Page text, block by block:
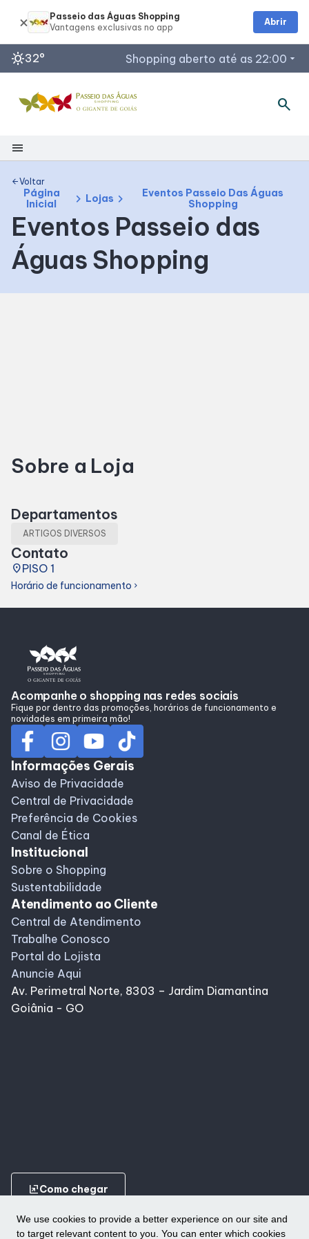
We use cookies to provide a better experience on our site and
to target relevant content to you. You can enter which cookies
sunny32° Shopping aberto até as 22:00 arrow_drop_down
Horários de Funcionamento
Lojas
Acessar todos os horários
search
menu
Shopping
Mapa Interno
Como Chegar
Facilidades
Eventos
Lojas e Restaurantes
Lojas
Programa de Benefícios
arrow_backVoltar
Página
Inicial
chevron_right Lojas chevron_right
Eventos Passeio Das Águas
Shopping
Eventos Passeio das
Águas Shopping
Sobre a Loja
Departamentos
ARTIGOS DIVERSOS
Contato
placePISO 1
Horário de funcionamento chevron_right
Acompanhe o shopping nas redes sociais
Fique por dentro das promoções, horários de funcionamento e
novidades em primeira mão!
Informações Gerais
Aviso de Privacidade
Central de Privacidade
Preferência de Cookies
Canal de Ética
Institucional
Sobre o Shopping
Sustentabilidade
Atendimento ao Cliente
Central de Atendimento
Trabalhe Conosco
Portal do Lojista
Anuncie Aqui
Av. Perimetral Norte, 8303 – Jardim Diamantina
Goiânia - GO
ungroupComo chegar
Passeio das Águas Shopping
Abrir